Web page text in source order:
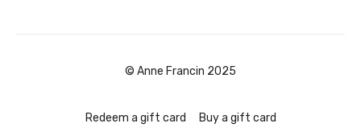
© Anne Francin 2025
Redeem a gift card Buy a gift card